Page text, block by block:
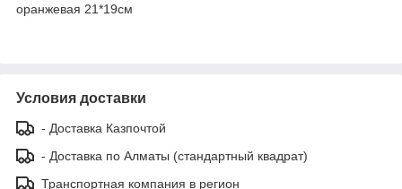
оранжевая 21*19см
Условия доставки
- Доставка Казпочтой
- Доставка по Алматы (стандартный квадрат)
Транспортная компания в регион